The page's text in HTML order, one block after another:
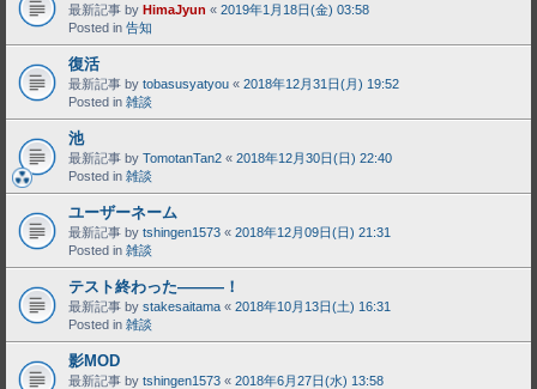
最新記事 by HimaJyun « 2019年1月18日(金) 03:58
Posted in 告知
復活
最新記事 by tobasusyatyou « 2018年12月31日(月) 19:52
Posted in 雑談
池
最新記事 by TomotanTan2 « 2018年12月30日(日) 22:40
Posted in 雑談
ユーザーネーム
最新記事 by tshingen1573 « 2018年12月09日(日) 21:31
Posted in 雑談
テスト終わった―――！
最新記事 by stakesaitama « 2018年10月13日(土) 16:31
Posted in 雑談
影MOD
最新記事 by tshingen1573 « 2018年6月27日(水) 13:58